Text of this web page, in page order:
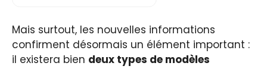
Mais surtout, les nouvelles informations
confirment désormais un élément important :
il existera bien deux types de modèles